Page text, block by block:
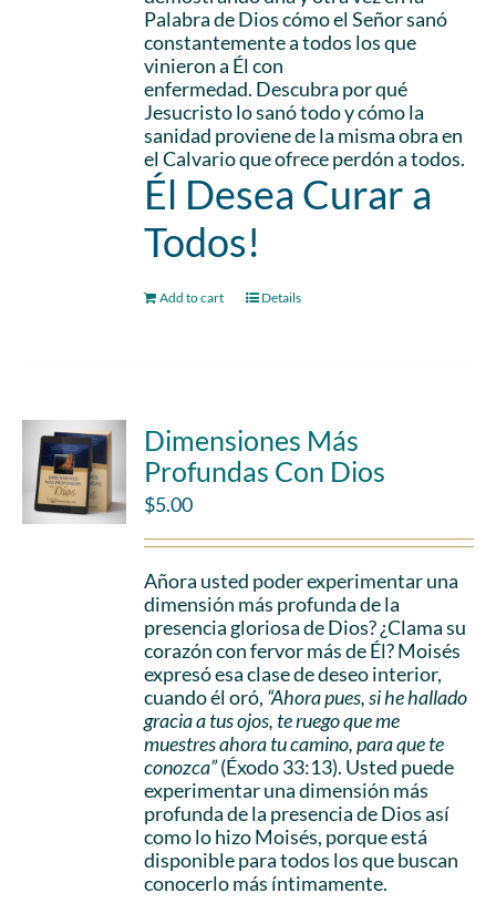
Palabra de Dios cómo el Señor sanó
constantemente a todos los que
vinieron a Él con
enfermedad. Descubra por qué
Jesucristo lo sanó todo y cómo la
sanidad proviene de la misma obra en
el Calvario que ofrece perdón a todos.
Él Desea Curar a
Todos!
Add to cart Details
Dimensiones Más
Profundas Con Dios
$5.00
Añora usted poder experimentar una
dimensión más profunda de la
presencia gloriosa de Dios? ¿Clama su
corazón con fervor más de Él? Moisés
expresó esa clase de deseo interior,
cuando él oró, “Ahora pues, si he hallado
gracia a tus ojos, te ruego que me
muestres ahora tu camino, para que te
conozca”(Éxodo 33:13). Usted puede
experimentar una dimensión más
profunda de la presencia de Dios así
como lo hizo Moisés, porque está
disponible para todos los que buscan
conocerlo más íntimamente.